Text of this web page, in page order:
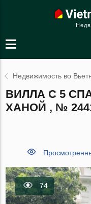
Недвижимость во
ВИЛЛА С 5
ХАНОЙ , №
74